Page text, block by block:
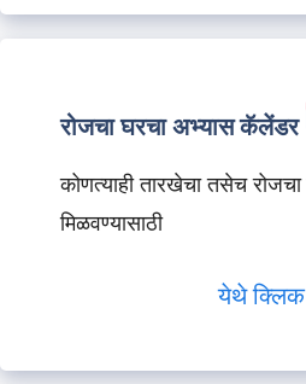
रोजचा घरचा अभ्यास कॅलेंडर
कोणत्याही तारखेचा तसेच
मिळवण्यासाठी
येथे क्लिक